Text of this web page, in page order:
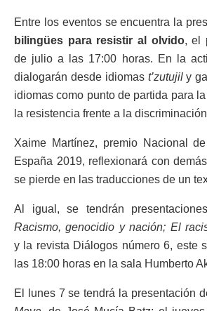
Entre los eventos se encuentra la
bilingües para resistir al olvido, el
de julio a las 17:00 horas. En la
dialogarán desde idiomas t’zutujily
idiomas como punto de partida para
la resistencia frente a la
Xaime Martínez, premio Nacional
España 2019, reflexionará con
se pierde en las traducciones de un
Al igual, se tendrán
Racismo, genocidio y nación; El
y la revista Diálogos número 6, este
las 18:00 horas en la sala Humberto
El lunes 7 se tendrá la presentación